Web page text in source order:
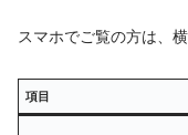
スマホでご覧の方は、
項目